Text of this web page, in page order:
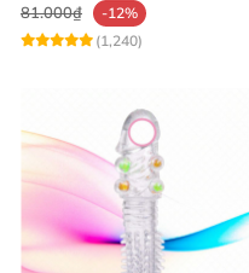
81.000₫
-12%
(1,240)